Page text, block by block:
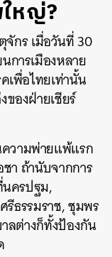
หญ่?
จักร เมื่อวันที่30
การเมืองหลาย
เพื่อไทยเท่านั้น
องฝ่ายเชียร์
วามพ่ายแพ้แรก
า ถ้านับจากการ
ครปฐม,
ธรรมราช, ชุมพร
ลต่างก็ทั้งป้องกัน